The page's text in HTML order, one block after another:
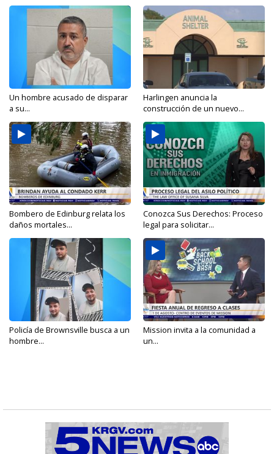
Un hombre acusado de disparar
a su...
Harlingen anuncia la
construcción de un nuevo...
Bombero de Edinburg relata los
daños mortales...
Conozca Sus Derechos: Proceso
legal para solicitar...
Policía de Brownsville busca a un
hombre...
Mission invita a la comunidad a
un...